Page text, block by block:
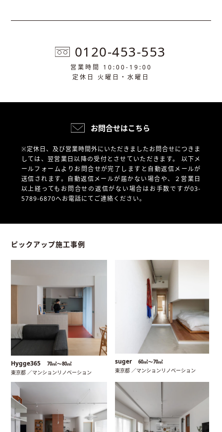
0120-453-553
営業時間 10:00-19:00
定休日 火曜日・水曜日
お問合せはこちら
※定休日、及び営業時間外にいただきましたお問合せにつきま
しては、翌営業日以降の受付とさせていただきます。 以下メ
ールフォームよりお問合せが完了しますと自動返信メールが
送信されます。自動返信メールが届かない場合や、
２営業日
以上経ってもお問合せの返信がない場合はお手数ですが03-
5789-6870へお電話にてご連絡ください。
ピックアップ施工事例
Hygge365 70㎡〜80㎡
東京都 ／マンションリノベーション
suger 60㎡〜70㎡
東京都 ／マンションリノベーション